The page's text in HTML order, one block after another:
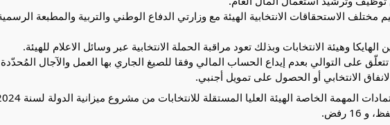
الاستحقاقات الانتخابية الهيئة مع وزارتي الدفاع الوطني والتربية والمطبعة
الهايكا وهيئة الانتخابات وبذلك تعود مراقبة الحملة الانتخابية عبر وسائل الاعلام للهيئة.
على التوالي بعدم إيداع الحساب المالي وفقا للصيغ الجاري بها العمل والآجال المُحدّدة
الانتخابي أو الحصول على تمويل أجنبي.
ثم وقع التصويت على اعتمادات المهمة الخاصة الهيئة العليا المستقلة للانتخابات من